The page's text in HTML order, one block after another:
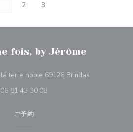
2 3
fois, by Jérôme
terre noble 69126 Brindas((新しいウィ
06 81 43 30 08
ご予約